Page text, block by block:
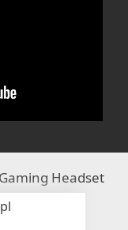
Headset